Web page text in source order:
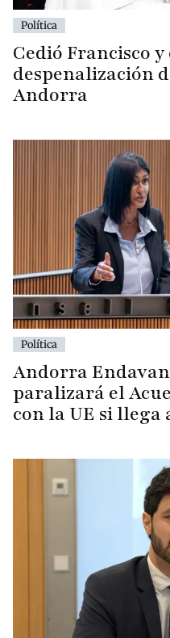
Política
Cedió Francisco
despenalización
Andorra
Política
Andorra
paralizará el
con la UE si llega